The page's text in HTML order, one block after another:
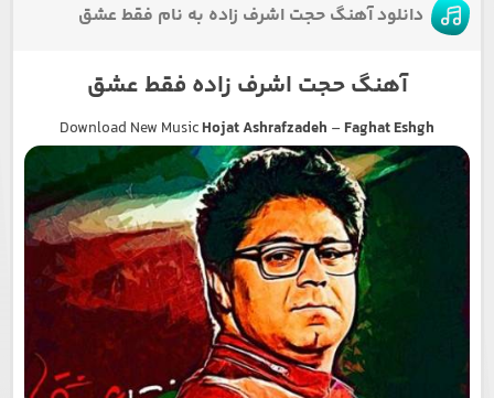
دانلود آهنگ حجت اشرف زاده به نام فقط عشق
آهنگ حجت اشرف زاده فقط عشق
Download New MusicHojat Ashrafzadeh – Faghat Eshgh